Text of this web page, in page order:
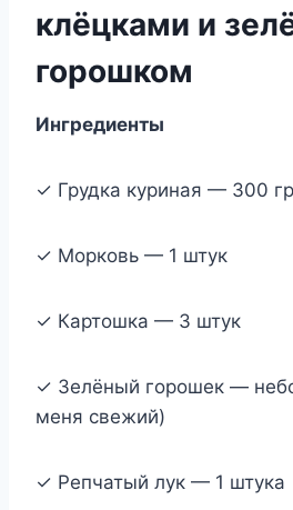
клёцками и
горошком
Ингредиенты
✓ Грудка куриная — 300 гр
✓ Морковь — 1 штук
✓ Картошка — 3 штук
✓ Зелёный горошек —
меня свежий)
✓ Репчатый лук — 1 штука